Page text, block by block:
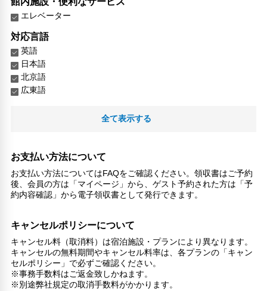
エレベーター
対応言語
英語
日本語
北京語
広東語
共用ラウンジ/TVエリア
医師/看護師 オンコール待機
チェックイン/チェックアウト（プライベート）
リネン・衣類の湯洗い
共用筆記用具の設置なし
全て表示する
お支払い方法について
お支払い方法についてはFAQをご確認ください。領収書はご予約
後、会員の方は「マイページ」から、ゲスト予約された方は「予
約内容確認」から電子領収書として発行できます。
キャンセルポリシーについて
キャンセル料（取消料）は宿泊施設・プランにより異なります。
キャンセルの無料期間やキャンセル料率は、各プランの「キャン
セルポリシー」で必ずご確認ください。
※事務手数料はご返金致しかねます。
※別途弊社規定の取消手数料がかかります。